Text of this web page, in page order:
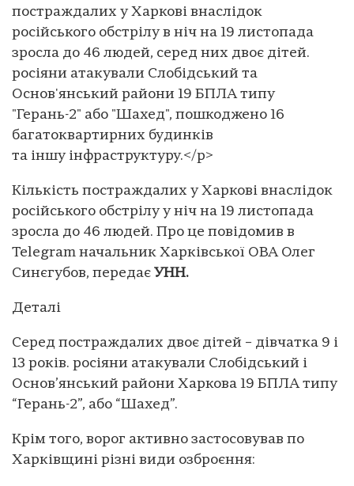
постраждалих у Харкові внаслідок
російського обстрілу в ніч на 19 листопада
зросла до 46 людей, серед них двоє дітей.
росіяни атакували Слобідський та
Основ'янський райони 19 БПЛА типу
"Герань-2" або "Шахед", пошкоджено 16
багатоквартирних будинків
та іншу інфраструктуру.</p>
Кількість постраждалих у Харкові внаслідок
російського обстрілу у ніч на 19 листопада
зросла до 46 людей. Про це повідомив в
Telegram начальник Харківської ОВА Олег
Синєгубов, передає УНН.
Деталі
Серед постраждалих двоє дітей – дівчатка 9 і
13 років. росіяни атакували Слобідський і
Основ’янський райони Харкова 19 БПЛА типу
“Герань-2”, або “Шахед”.
Крім того, ворог активно застосовував по
Харківщині різні види озброєння: